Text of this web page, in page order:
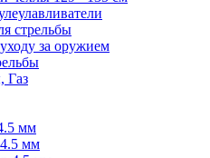
стрельбы
за оружием
Газ
мм
мм